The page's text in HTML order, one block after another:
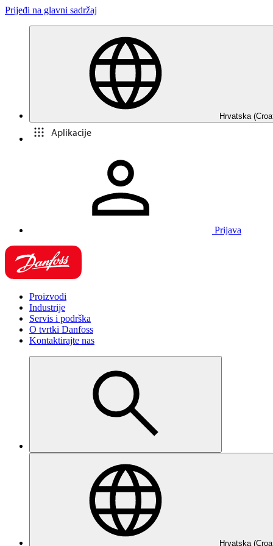
Prijeđi na glavni sadržaj
Hrvatska
Aplikacije
Prijava
Proizvodi
Industrije
Servis i podrška
O tvrtki Danfoss
Kontaktirajte nas
Hrvatska